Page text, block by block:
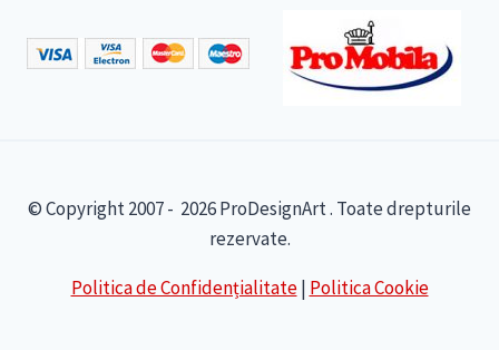
© Copyright 2007 - 2026 ProDesignArt . Toate drepturile
rezervate.
Politica de Confidențialitate| Politica Cookie